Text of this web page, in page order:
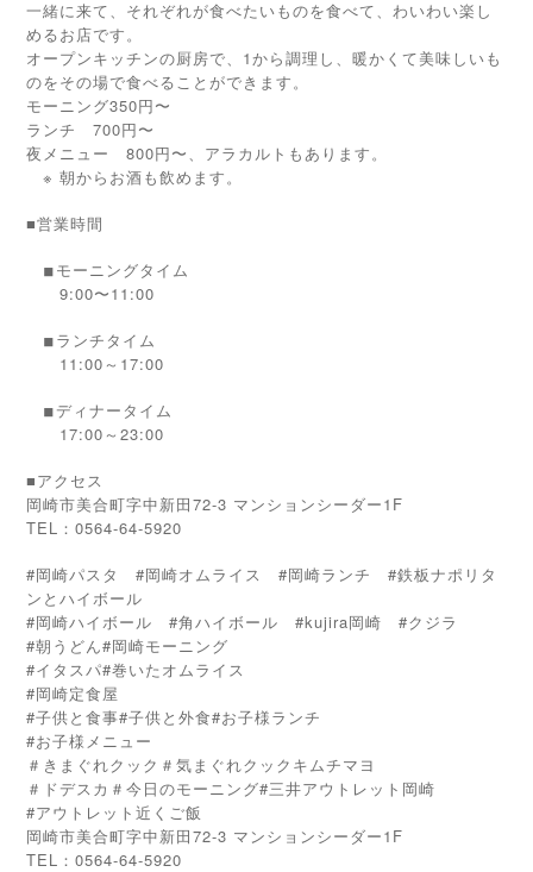
一緒に来て、それぞれが食べたいものを食べて、わいわい楽し
めるお店です。
オープンキッチンの厨房で、1から調理し、暖かくて美味しいも
のをその場で食べることができます。
モーニング350円〜
ランチ 700円〜
夜メニュー 800円〜、アラカルトもあります。
※ 朝からお酒も飲めます。
■営業時間
◾︎ モーニングタイム
9:00〜11:00
◾︎ ランチタイム
11:00～17:00
◾︎ディナータイム
17:00～23:00
■アクセス
岡崎市美合町字中新田72-3 マンションシーダー1F
TEL：0564-64-5920
#岡崎パスタ #岡崎オムライス #岡崎ランチ #鉄板ナポリタ
ンとハイボール
#岡崎ハイボール #角ハイボール #kujira岡崎 #クジラ
#朝うどん#岡崎モーニング
#イタスパ#巻いたオムライス
#岡崎定食屋
#子供と食事#子供と外食#お子様ランチ
#お子様メニュー
＃きまぐれクック＃気まぐれクックキムチマヨ
＃ドデスカ＃今日のモーニング#三井アウトレット岡崎
#アウトレット近くご飯
岡崎市美合町字中新田72-3 マンションシーダー1F
TEL：0564-64-5920